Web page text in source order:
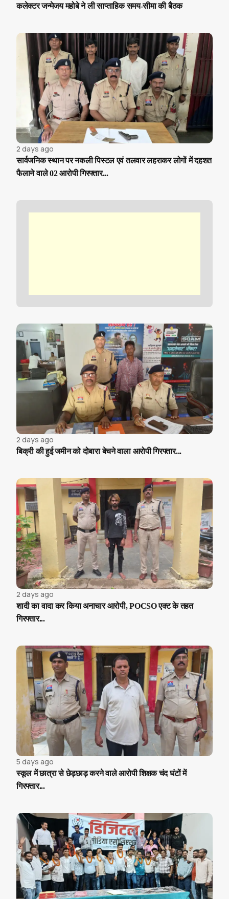
कलेक्टर जन्मेजय महोबे ने ली साप्ताहिक समय-सीमा की बैठक
2 days ago
सार्वजनिक स्थान पर नकली पिस्टल एवं तलवार लहराकर लोगों में दहशत
फैलाने वाले 02 आरोपी गिरफ्तार...
2 days ago
बिक्री की हुई जमीन को दोबारा बेचने वाला आरोपी गिरफ्तार...
2 days ago
शादी का वादा कर किया अनाचार आरोपी, POCSO एक्ट के तहत
गिरफ्तार...
5 days ago
स्कूल में छात्रा से छेड़छाड़ करने वाले आरोपी शिक्षक चंद घंटों में
गिरफ्तार...